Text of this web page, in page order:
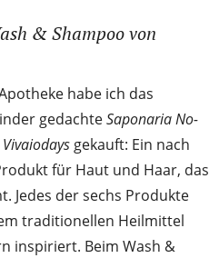
& Shampoo von
habe ich das
gedachteSaponaria No-
gekauft: Ein nach
für Haut und Haar, das
Jedes der sechs Produkte
traditionellen Heilmittel
inspiriert. Beim Wash &